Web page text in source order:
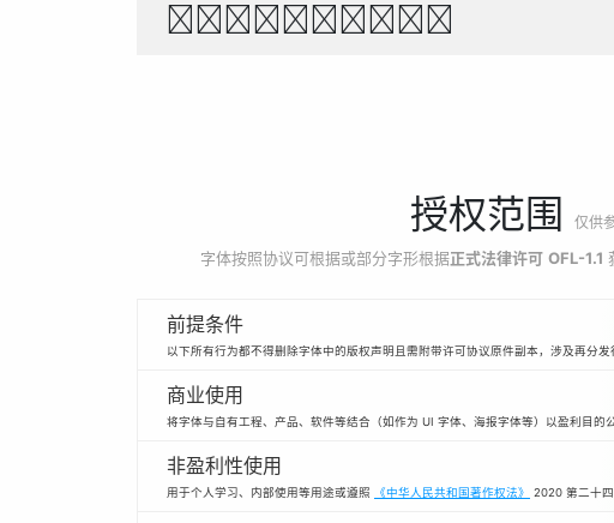
1234567890
授权范围 仅供
字体按照协议可根据或部分字形根据正式法律许可 OFL-1.1
前提条件
以下所有行为都不得删除字体中的版权声明且需附带许可协议原件副本，涉及再分发
商业使用
将字体与自有工程、产品、软件等结合（如作为 UI 字体、海报字体等）以盈利目的
非盈利性使用
用于个人学习、内部使用等用途或遵照 《中华人民共和国著作权法》 2020 第二十